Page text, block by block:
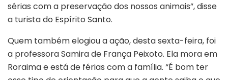
sérias com a preservação dos nossos animais”, disse
a turista do Espírito Santo.
Quem também elogiou a ação, desta sexta-feira, foi
a professora Samira de França Peixoto. Ela mora em
Roraima e está de férias com a família. “É bom ter